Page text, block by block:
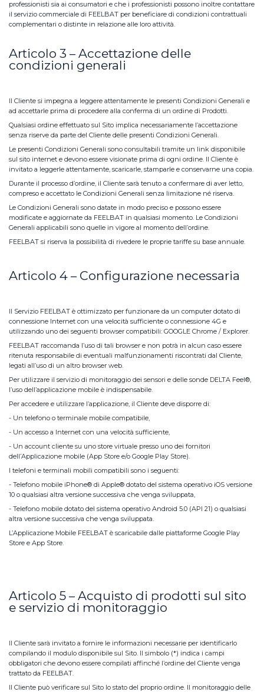
professionisti sia ai consumatori e che i professionisti possono inoltre contattare
il servizio commerciale di FEELBAT per beneficiare di condizioni contrattuali
complementari o distinte in relazione alle loro attività.
Articolo 3 – Accettazione delle
condizioni generali
Il Cliente si impegna a leggere attentamente le presenti Condizioni Generali e
ad accettarle prima di procedere alla conferma di un ordine di Prodotti.
Qualsiasi ordine effettuato sul Sito implica necessariamente l’accettazione
senza riserve da parte del Cliente delle presenti Condizioni Generali.
Le presenti Condizioni Generali sono consultabili tramite un link disponibile
sul sito internet e devono essere visionate prima di ogni ordine. Il Cliente è
invitato a leggerle attentamente, scaricarle, stamparle e conservarne una copia.
Durante il processo d’ordine, il Cliente sarà tenuto a confermare di aver letto,
compreso e accettato le Condizioni Generali senza limitazione né riserva.
Le Condizioni Generali sono datate in modo preciso e possono essere
modificate e aggiornate da FEELBAT in qualsiasi momento. Le Condizioni
Generali applicabili sono quelle in vigore al momento dell’ordine.
FEELBAT si riserva la possibilità di rivedere le proprie tariffe su base annuale.
Articolo 4 – Configurazione necessaria
Il Servizio FEELBAT è ottimizzato per funzionare da un computer dotato di
connessione Internet con una velocità sufficiente o connessione 4G e
utilizzando uno dei seguenti browser compatibili: GOOGLE Chrome / Explorer.
FEELBAT raccomanda l’uso di tali browser e non potrà in alcun caso essere
ritenuta responsabile di eventuali malfunzionamenti riscontrati dal Cliente,
legati all’uso di un altro browser web.
Per utilizzare il servizio di monitoraggio dei sensori e delle sonde DELTA Feel®,
l’uso dell’applicazione mobile è indispensabile.
Per accedere e utilizzare l’applicazione, il Cliente deve disporre di:
- Un telefono o terminale mobile compatibile,
- Un accesso a Internet con una velocità sufficiente,
- Un account cliente su uno store virtuale presso uno dei fornitori
dell’Applicazione mobile (App Store e/o Google Play Store).
I telefoni e terminali mobili compatibili sono i seguenti:
- Telefono mobile iPhone® di Apple® dotato del sistema operativo iOS versione
10 o qualsiasi altra versione successiva che venga sviluppata,
- Telefono mobile dotato del sistema operativo Android 5.0 (API 21) o qualsiasi
altra versione successiva che venga sviluppata.
L’Applicazione Mobile FEELBAT è scaricabile dalle piattaforme Google Play
Store e App Store.
Articolo 5 – Acquisto di prodotti sul sito
e servizio di monitoraggio
Il Cliente sarà invitato a fornire le informazioni necessarie per identificarlo
compilando il modulo disponibile sul Sito. Il simbolo (*) indica i campi
obbligatori che devono essere compilati affinché l’ordine del Cliente venga
trattato da FEELBAT.
Il Cliente può verificare sul Sito lo stato del proprio ordine. Il monitoraggio delle